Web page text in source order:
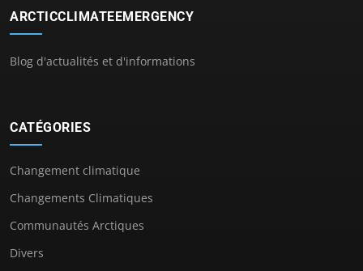
ARCTICCLIMATEEMERGENCY
Blog d'actualités et d'informations
CATÉGORIES
Changement climatique
Changements Climatiques
Communautés Arctiques
Divers